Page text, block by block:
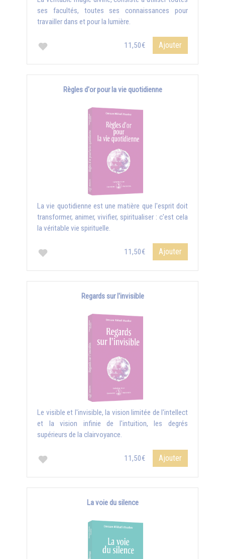
ses facultés, toutes ses connaissances pour
travailler dans et pour la lumière.
11,50€ Ajouter
Règles d'or pour la vie quotidienne
La vie quotidienne est une matière que l'esprit doit
transformer, animer, vivifier, spiritualiser : c'est cela
la véritable vie spirituelle.
11,50€ Ajouter
Regards sur l'invisible
Le visible et l'invisible, la vision limitée de l'intellect
et la vision infinie de l'intuition, les degrés
supérieurs de la clairvoyance.
11,50€ Ajouter
La voie du silence